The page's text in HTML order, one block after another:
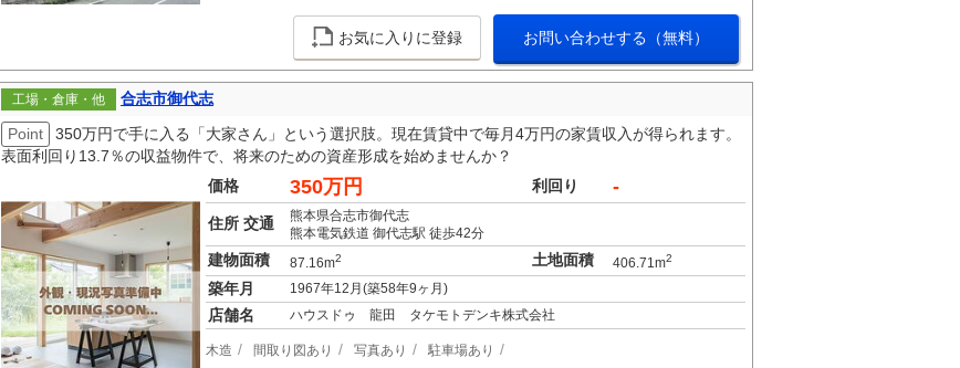
お気に入りに登録 お問い合わせする（無料）
工場・倉庫・他
合志市御代志
Point
350万円で手に入る「大家さん」という選択肢。現在賃貸中で毎月4万円の家賃収入が得られます。
表面利回り13.7％の収益物件で、将来のための資産形成を始めませんか？
価格
350万円 利回り -
住所 交通
熊本県合志市御代志
熊本電気鉄道 御代志駅 徒歩42分
建物面積 87.16m2 土地面積 406.71m2
築年月 1967年12月(築58年9ヶ月)
店舗名 ハウスドゥ 龍田 タケモトデンキ株式会社
木造 間取り図あり 写真あり 駐車場あり